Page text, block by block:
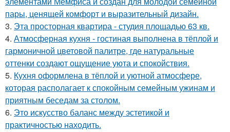
пары, ценящей комфорт и выразительный дизайн.
3. Эта просторная квартира - студия площадью 63 кв.
4. Атмосферная кухня - гостиная выполнена в тёплой и
гармоничной цветовой палитре, где натуральные
оттенки создают ощущение уюта и спокойствия.
5. Кухня оформлена в тёплой и уютной атмосфере,
которая располагает к спокойным семейным ужинам и
приятным беседам за столом.
6. Это искусство баланс между эстетикой и
практичностью находить.